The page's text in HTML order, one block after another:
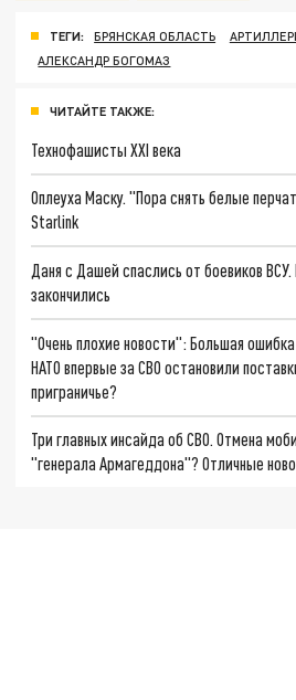
ТЕГИ: БРЯНСКАЯ ОБЛАСТЬ
АЛЕКСАНДР БОГОМАЗ
ЧИТАЙТЕ ТАКЖЕ:
Технофашисты XXI века
Оплеуха Маску. "Пора снять белые
Starlink
Даня с Дашей спаслись от боевиков
закончились
"Очень плохие новости": Большая
НАТО впервые за СВО остановили
приграничье?
Три главных инсайда об СВО. Отмена
"генерала Армагеддона"? Отличные